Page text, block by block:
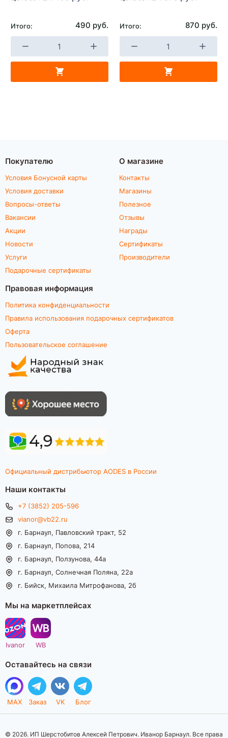
Итого: 490 руб. Итого: 870 руб.
Покупателю
Условия Бонусной карты
Условия доставки
Вопросы-ответы
Вакансии
Акции
Новости
Услуги
Подарочные сертификаты
О магазине
Контакты
Магазины
Полезное
Отзывы
Награды
Сертификаты
Производители
Правовая информация
Политика конфиденциальности
Правила использования подарочных сертификатов
Оферта
Пользовательское соглашение
Официальный дистрибьютор AODES в России
Наши контакты
+7 (3852) 205-596
vianor@vb22.ru
г. Барнаул, Павловский тракт, 52
г. Барнаул, Попова, 214
г. Барнаул, Ползунова, 44а
г. Барнаул, Солнечная Поляна, 22а
г. Бийск, Михаила Митрофанова, 2б
Мы на маркетплейсах
Ivanor WB
Оставайтесь на связи
MAX Заказ VK Блог
© 2026. ИП Шерстобитов Алексей Петрович. Иванор Барнаул. Все права